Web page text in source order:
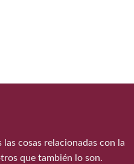
las cosas relacionadas con la
que también lo son.